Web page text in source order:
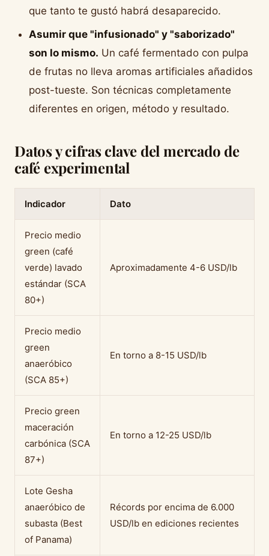
que tanto te gustó habrá desaparecido.
Asumir que "infusionado" y "saborizado"
son lo mismo. Un café fermentado con pulpa
de frutas no lleva aromas artificiales añadidos
post-tueste. Son técnicas completamente
diferentes en origen, método y resultado.
Datos y cifras clave del mercado de
café experimental
Indicador Dato
Precio medio
green (café
verde) lavado
estándar (SCA
80+)
Aproximadamente 4-6 USD/lb
Precio medio
green
anaeróbico
(SCA 85+)
En torno a 8-15 USD/lb
Precio green
maceración
carbónica (SCA
87+)
En torno a 12-25 USD/lb
Lote Gesha
anaeróbico de
subasta (Best
of Panama)
Récords por encima de 6.000
USD/lb en ediciones recientes